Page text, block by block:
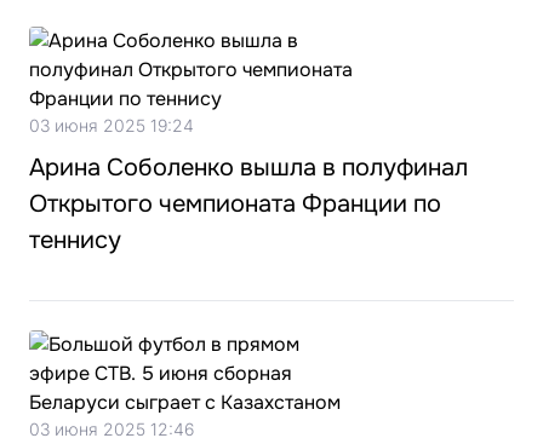
03 июня 2025 19:24
Арина Соболенко вышла в полуфинал
Открытого чемпионата Франции по
теннису
03 июня 2025 12:46